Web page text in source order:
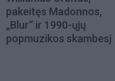
pakeitęs Madonnos,
„Blur“ ir 1990-ųjų
popmuzikos skambesį